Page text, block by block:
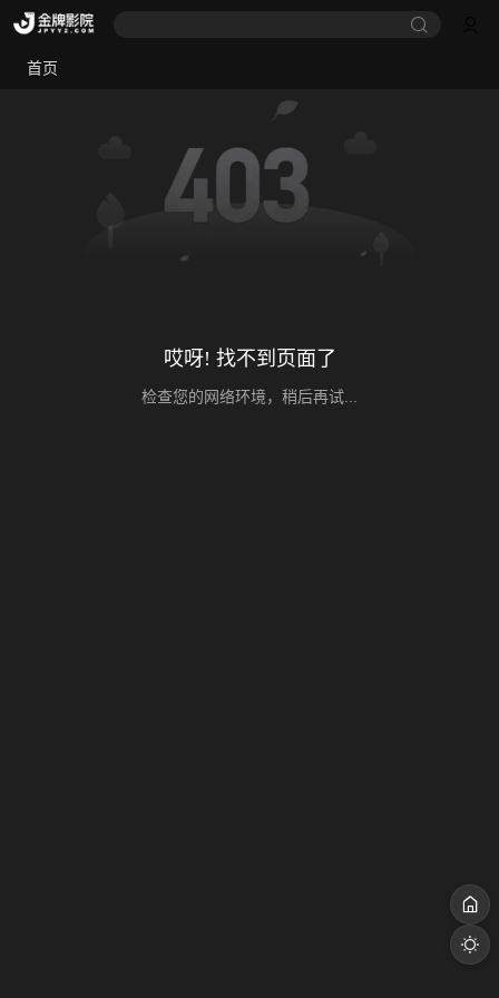
首页
哎呀! 找不到页面了
检查您的网络环境，稍后再试...